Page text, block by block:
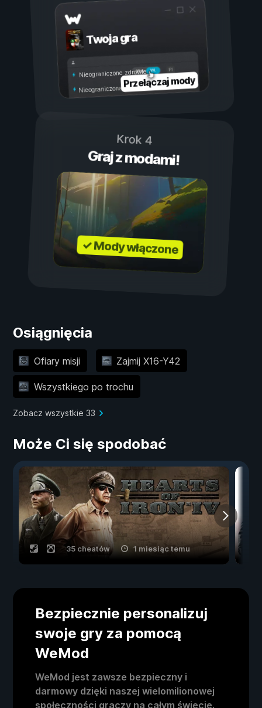
Twoja gra
Wł.
Wył.
Nieograniczone zdrowie
Nieograniczona wytrzymałość
Przełączaj mody
Krok 4
Graj z modami!
✓ Mody włączone
Osiągnięcia
Ofiary misji Zajmij X16-Y42
Wszystkiego po trochu
Zobacz wszystkie 33
Może Ci się spodobać
35 cheatów 1 miesiąc temu
Bezpiecznie personalizuj
swoje gry za pomocą
WeMod
WeMod jest zawsze bezpieczny i
darmowy dzięki naszej wielomilionowej
społeczności graczy na całym świecie.